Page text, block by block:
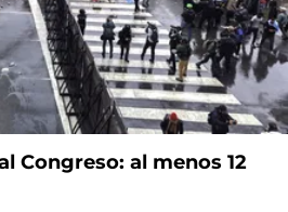
Congreso: al menos 12